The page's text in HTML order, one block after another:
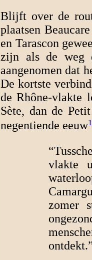
Blijft over de
plaatsen
en Tarascon
zijn als de weg
aangenomen dat
De kortste
de Rhône-vlakte
Sète, dan de
negentiende eeuw1
vlakte
zomer